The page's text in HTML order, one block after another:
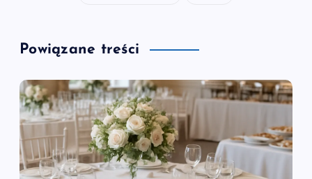
Powiązane treści